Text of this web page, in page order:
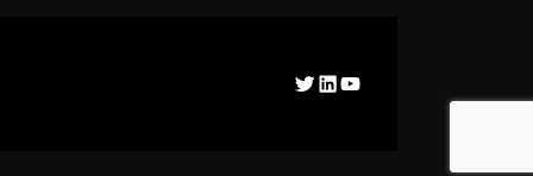
Twitter
LinkedIn
YouTube